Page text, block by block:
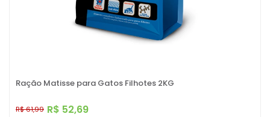
Ração Matisse para Gatos Filhotes 2KG
R$ 52,69
R$ 61,99